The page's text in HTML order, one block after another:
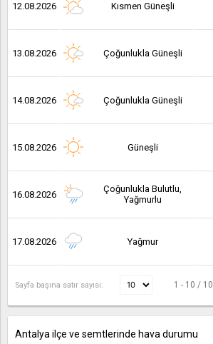
12.08.2026 Kısmen Güneşli
13.08.2026 Çoğunlukla Güneşli
14.08.2026 Çoğunlukla Güneşli
15.08.2026 Güneşli
16.08.2026
Çoğunlukla Bulutlu,
Yağmurlu
17.08.2026 Yağmur
Sayfa başına satır sayısı: 1 - 10 / 10
Antalya ilçe ve semtlerinde hava durumu